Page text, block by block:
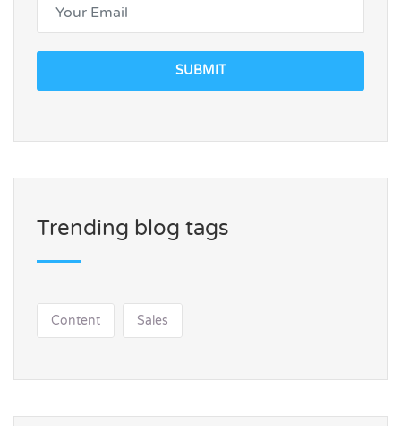
SUBMIT
Trending blog tags
Content Sales